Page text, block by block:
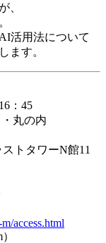
、
活用法について
す。
：45
丸の内
タワーN館11
access.html